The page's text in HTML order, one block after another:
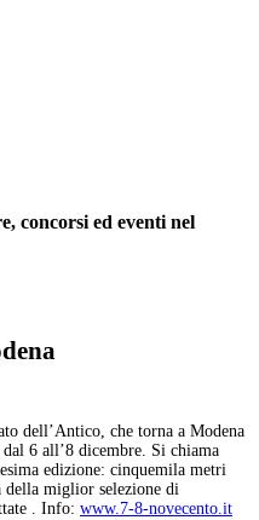
concorsi ed eventi nel
dell’Antico, che torna a Modena
6 all’8 dicembre. Si chiama
edizione: cinquemila metri
della miglior selezione di
. Info: www.7-8-novecento.it